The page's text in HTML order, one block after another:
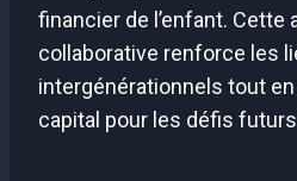
financier de l’enfant. Cette
collaborative renforce les
intergénérationnels tout
capital pour les défis